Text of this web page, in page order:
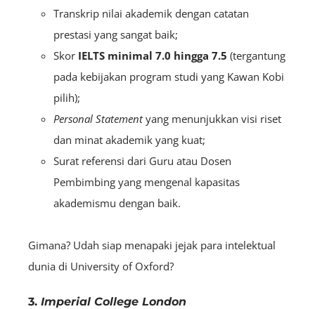
Transkrip nilai akademik dengan catatan
prestasi yang sangat baik;
Skor IELTS minimal 7.0 hingga 7.5 (tergantung
pada kebijakan program studi yang Kawan Kobi
pilih);
Personal Statementyang menunjukkan visi riset
dan minat akademik yang kuat;
Surat referensi dari Guru atau Dosen
Pembimbing yang mengenal kapasitas
akademismu dengan baik.
Gimana? Udah siap menapaki jejak para intelektual
dunia di University of Oxford?
3. Imperial College London